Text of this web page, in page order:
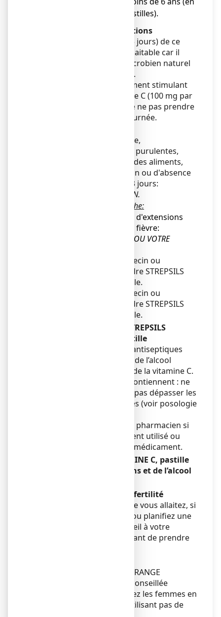
raison de la taille des pastilles).
Avertissements et précautions
L'usage prolongé (plus de 5 jours) de ce
médicament n'est pas souhaitable car il
peut modifier l’équilibre microbien naturel
de la bouche et de la gorge.
En raison d’un effet légèrement stimulant
dû à la présence de vitamine C (100 mg par
pastille), il est préférable de ne pas prendre
ce médicament en fin de journée.
En cas de survenue de fièvre,
d'expectorations (crachats) purulentes,
d'une gêne à la déglutition des aliments,
comme en cas d'aggravation ou d'absence
d'amélioration au bout de 3 jours:
MÉDECIN.
Aphtes, petites plaies de la bouche:
En cas de lésions étendues, d'extensions
des lésions, d'apparition de fièvre:
CONSULTEZ VOTRE MÉDECIN OU VOTRE
Adressez-vous à votre médecin ou
pharmacien avant de prendre STREPSILS
ORANGE VITAMINE C, pastille.
Adressez-vous à votre médecin ou
pharmacien avant de prendre STREPSILS
ORANGE VITAMINE C, pastille.
Autres médicaments et STREPSILS
ORANGE VITAMINE C, pastille
Ce médicament contient 2 antiseptiques
locaux (l’amylmétacrésol et de l’alcool
dichloro-2,4 benzylique) et de la vitamine C.
D’autres médicaments en contiennent : ne
les associez pas, afin de ne pas dépasser les
doses maximales conseillées (voir posologie
Informez votre médecin ou pharmacien si
vous utilisez, avez récemment utilisé ou
pourriez utiliser tout autre médicament.
STREPSILS ORANGE VITAMINE C, pastille
avec des aliments, boissons et de l’alcool
Grossesse, allaitement et fertilité
Si vous êtes enceinte ou que vous allaitez, si
vous pensez être enceinte ou planifiez une
grossesse, demandez conseil à votre
médecin ou pharmacien avant de prendre
L’utilisation de STREPSILS ORANGE
VITAMINE C, pastille est déconseillée
pendant la grossesse et chez les femmes en
âge d’avoir des enfants n’utilisant pas de